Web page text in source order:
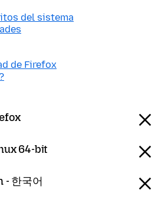
del sistema
de Firefox
64-bit
- 한국어